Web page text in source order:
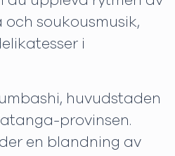
och soukousmusik,
i
huvudstaden
provinsen.
en blandning av